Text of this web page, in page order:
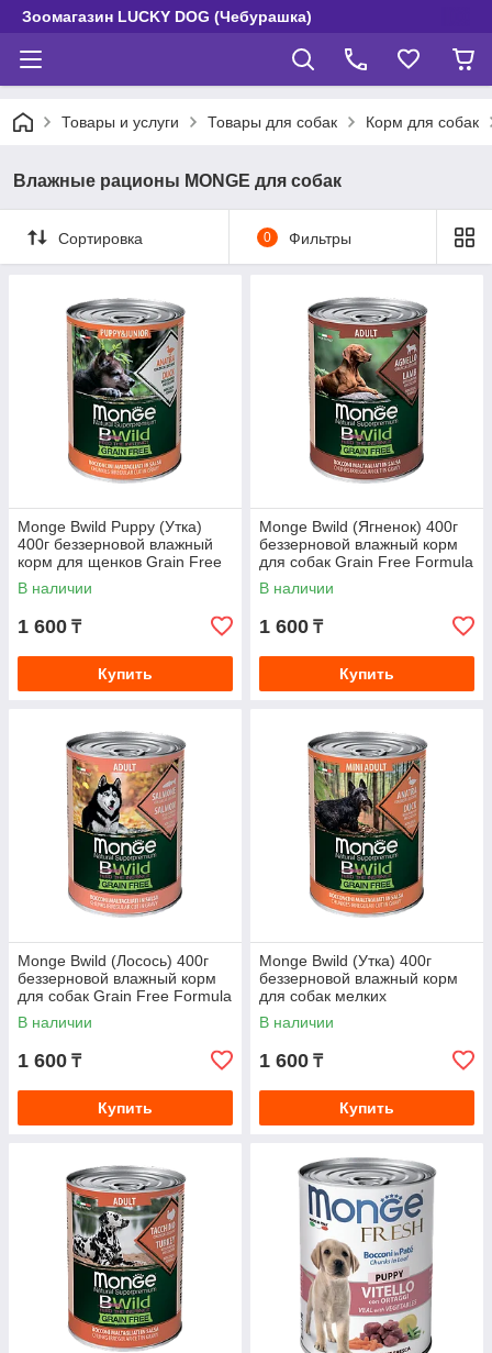
Зоомагазин LUCKY DOG (Чебурашка)
Товары и услуги Товары для собак Корм для собак
Влажные рационы MONGE для собак
Сортировка 0 Фильтры
Monge Bwild Puppy (Утка)
400г беззерновой влажный
корм для щенков Grain Free
Formula Cane Puppy & Junior
Duck
В наличии
1 600 ₸
Купить
Monge Bwild (Ягненок) 400г
беззерновой влажный корм
для собак Grain Free Formula
Cane All Breeds Adult Agnell
В наличии
1 600 ₸
Купить
Monge Bwild (Лосось) 400г
беззерновой влажный корм
для собак Grain Free Formula
All Breeds Adult Salmone
В наличии
1 600 ₸
Купить
Monge Bwild (Утка) 400г
беззерновой влажный корм
для собак мелких
пород.Grain Free Mini Adult
Anatra
В наличии
1 600 ₸
Купить